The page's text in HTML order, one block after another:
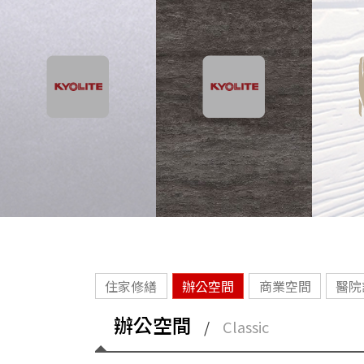
住家修繕 辦公空間 商業空間 醫
辦公空間 / Classic